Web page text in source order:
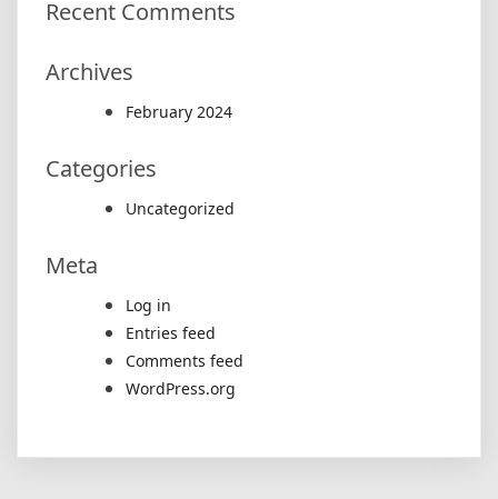
Recent Comments
Archives
February 2024
Categories
Uncategorized
Meta
Log in
Entries feed
Comments feed
WordPress.org